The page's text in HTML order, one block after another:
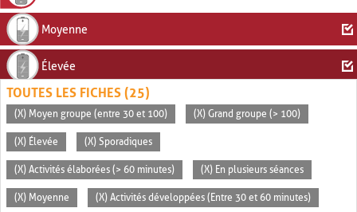
Moyenne
Élevée
TOUTES LES FICHES (25)
(X) Moyen groupe (entre 30 et 100) (X) Grand groupe (> 100)
(X) Élevée (X) Sporadiques
(X) Activités élaborées (> 60 minutes) (X) En plusieurs séances
(X) Moyenne (X) Activités développées (Entre 30 et 60 minutes)